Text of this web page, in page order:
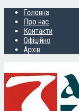
Головна
Про нас
Контакти
Офіційно
Архів